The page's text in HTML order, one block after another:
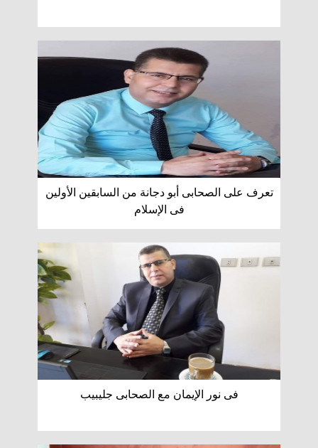
تعرف على الصحابى أبو دجانة من السابقين الأولين
فى الإسلام
فى نور الإيمان مع الصحابى جليبيب